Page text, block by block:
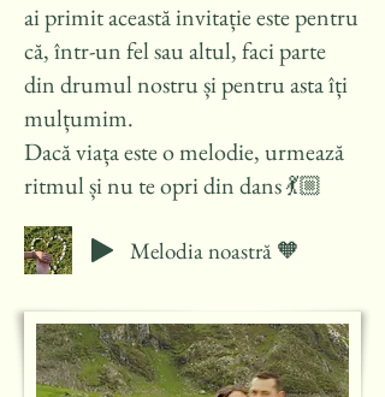
ai primit această invitație este pentru
că, într-un fel sau altul, faci parte
din drumul nostru și pentru asta îți
mulțumim.
Dacă viața este o melodie, urmează
ritmul și nu te opri din dans 💃🏼
Melodia noastră 🧡